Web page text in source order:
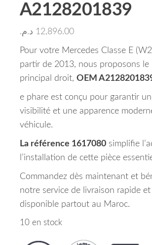
A2128201839
12,896.00 د.م.
Pour votre Mercedes Classe E
partir de 2013, nous proposons le
principal droit, OEM
e phare est conçu pour garantir
visibilité et une apparence
véhicule.
La référence 1617080 simplifie
l’installation de cette pièce
Commandez dès maintenant et
notre service de livraison rapide et
disponible partout au Maroc.
10 en stock